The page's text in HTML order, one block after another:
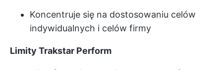
Koncentruje się na dostosowaniu celów
indywidualnych i celów firmy
Limity Trakstar Perform